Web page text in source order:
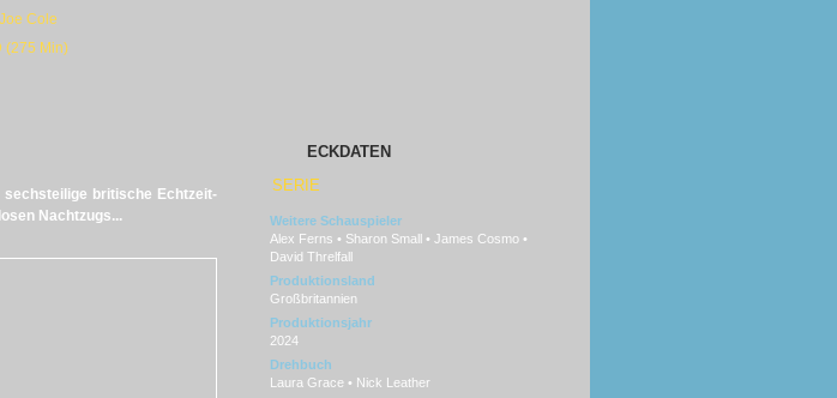
Cole
(275 Min)
britische Echtzeit-
Nachtzugs...
ECKDATEN
SERIE
Weitere Schauspieler
Alex Ferns • Sharon Small • James Cosmo •
David Threlfall
Produktionsland
Großbritannien
Produktionsjahr
2024
Drehbuch
Laura Grace • Nick Leather